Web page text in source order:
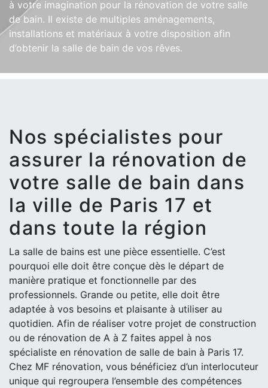
à votre imagination pour la rénovation de votre salle
de bain. Il existe de multiples aménagements,
installations et matériaux à votre disposition afin
d’obtenir la salle de bain de vos rêves.
Nos spécialistes pour
assurer la rénovation de
votre salle de bain dans
la ville de Paris 17 et
dans toute la région
La salle de bains est une pièce essentielle. C’est
pourquoi elle doit être conçue dès le départ de
manière pratique et fonctionnelle par des
professionnels. Grande ou petite, elle doit être
adaptée à vos besoins et plaisante à utiliser au
quotidien. Afin de réaliser votre projet de construction
ou de rénovation de A à Z faites appel à nos
spécialiste en rénovation de salle de bain à Paris 17.
Chez MF rénovation, vous bénéficiez d’un interlocuteur
unique qui regroupera l’ensemble des compétences